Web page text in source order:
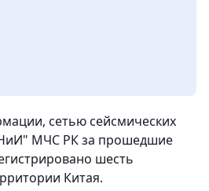
сетью сейсмических
МЧС РК за прошедшие
шесть
Китая.